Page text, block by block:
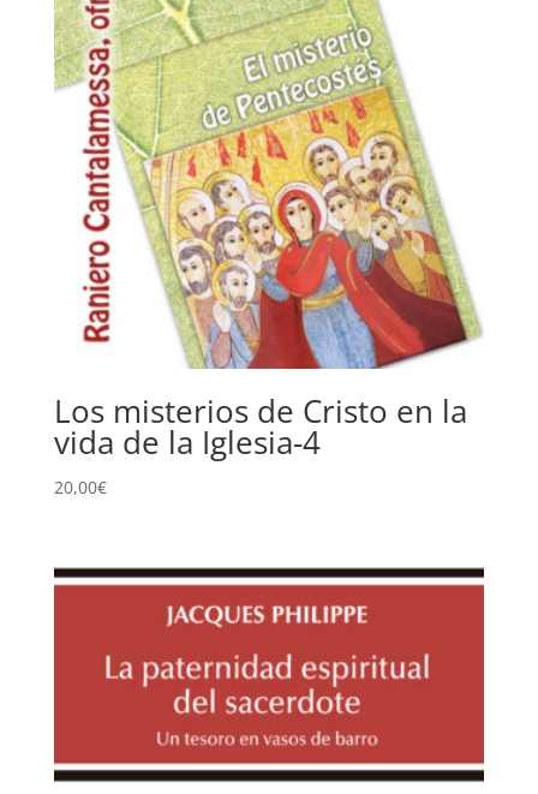
Los misterios de Cristo en la
vida de la Iglesia-4
20,00€